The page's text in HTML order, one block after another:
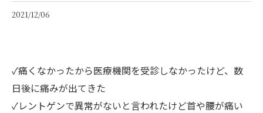
2021/12/06
✓痛くなかったから医療機関を受診しなかったけど、数
日後に痛みが出てきた
✓レントゲンで異常がないと言われたけど首や腰が痛い